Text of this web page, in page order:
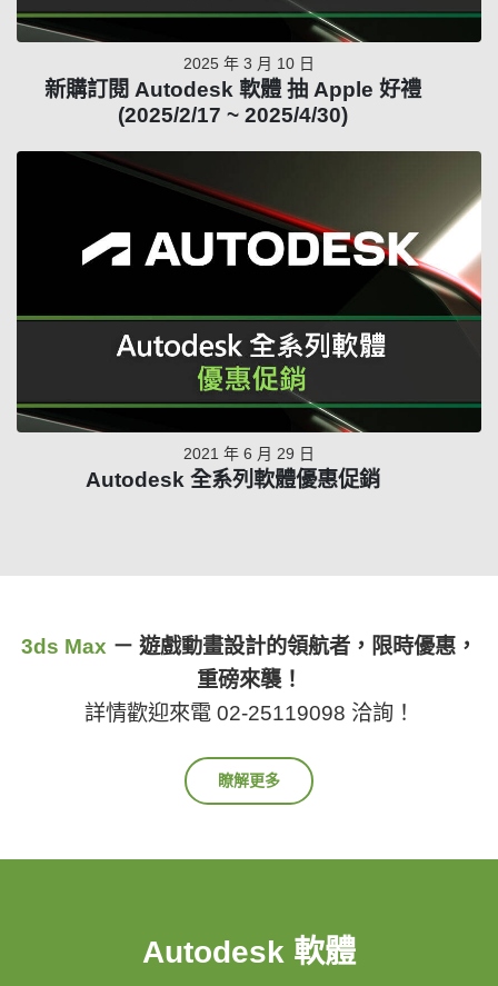
2025 年 3 月 10 日
新購訂閱 Autodesk 軟體 抽 Apple 好禮
(2025/2/17 ~ 2025/4/30)
2021 年 6 月 29 日
Autodesk 全系列軟體優惠促銷
3ds Max － 遊戲動畫設計的領航者，限時優惠，
重磅來襲！
詳情歡迎來電 02-25119098 洽詢！
瞭解更多
Autodesk 軟體